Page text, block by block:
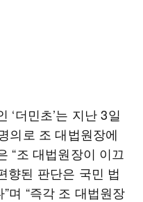
‘더민초’는 지난 3일
의로 조 대법원장에
“조 대법원장이 이끄
향된 판단은 국민 법
며 “즉각 조 대법원장